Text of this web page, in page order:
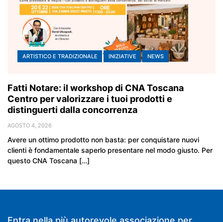
ARTISTICO E TRADIZIONALE INIZIATIVE NEWS
Fatti Notare: il workshop di CNA Toscana
Centro per valorizzare i tuoi prodotti e
distinguerti dalla concorrenza
AGOSTO 4, 2026
Avere un ottimo prodotto non basta: per conquistare nuovi
clienti è fondamentale saperlo presentare nel modo giusto. Per
questo CNA Toscana […]